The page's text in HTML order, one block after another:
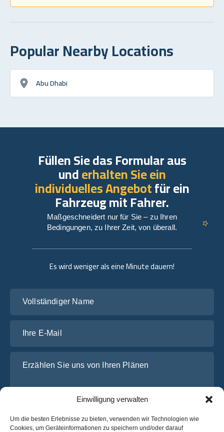
Einwilligung verwalten
Um die besten Erlebnisse zu bieten, verwenden wir Technologien wie
Cookies, um Geräteinformationen zu speichern und/oder darauf
Popular Nearby Locations
Abu Dhabi
Es wird weniger als eine Minute dauern!
Füllen Sie das Formular aus
underhalten Sie ein
individuelles Angebotfür ein
Fahrzeug mit Fahrer.
Maßgeschneidert nur für Sie – zu Ihren
Bedingungen, zu Ihrer Zeit, von überall.